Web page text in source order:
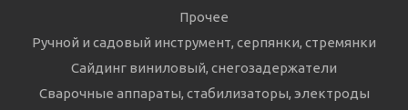
Прочее
Ручной и садовый инструмент, серпянки, стремянки
Сайдинг виниловый, снегозадержатели
Сварочные аппараты, стабилизаторы, электроды